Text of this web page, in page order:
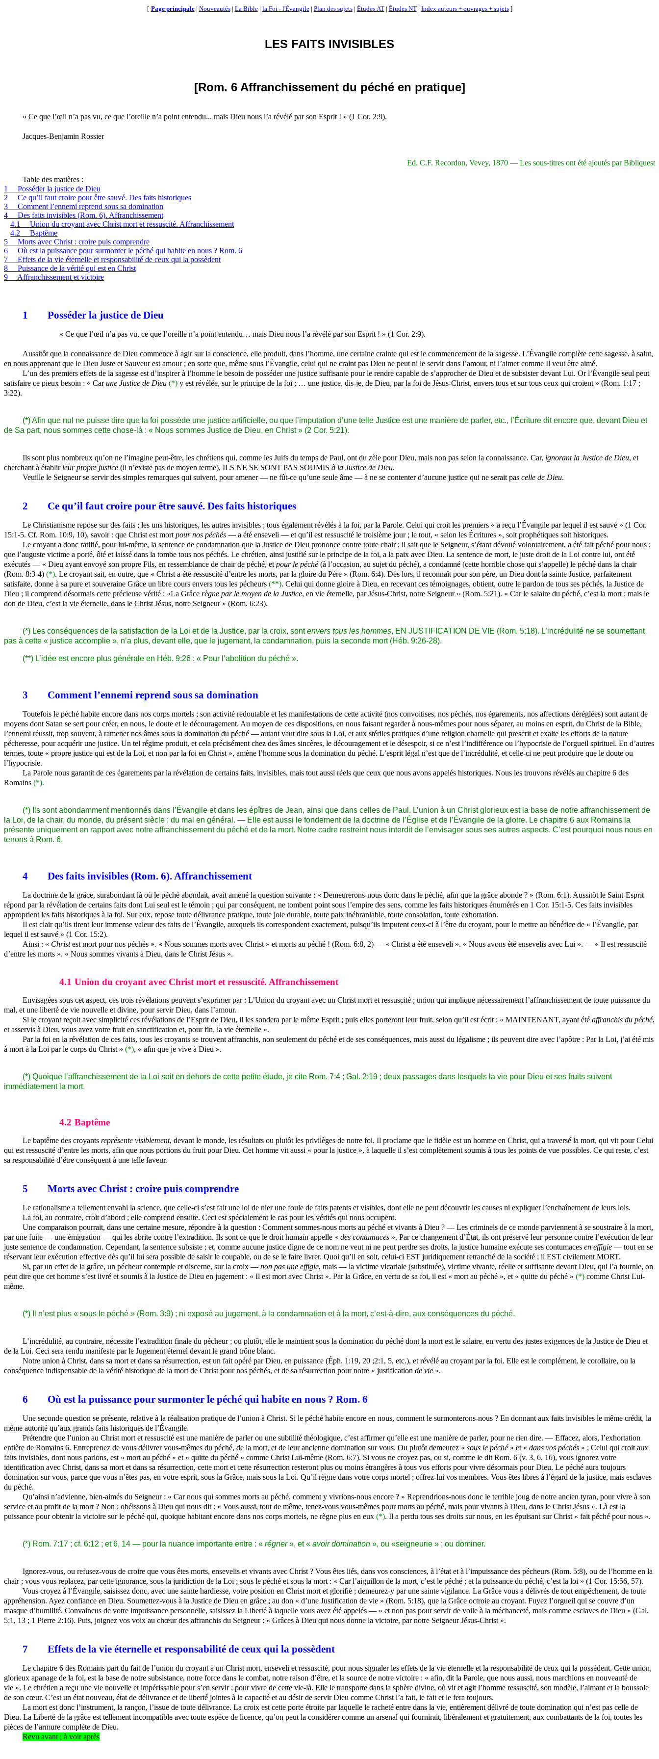
[ Page principale| Nouveautés| La Bible| la Foi - l'Évangile| Plan des sujets| Études AT| Études NT| Index auteurs + ouvrages + sujets]
LES FAITS INVISIBLES
[Rom. 6 Affranchissement du péché en pratique]
« Ce que l’œil n’a pas vu, ce que l’oreille n’a point entendu... mais Dieu nous l’a révélé par son Esprit ! » (1 Cor. 2:9).
Jacques-Benjamin Rossier
Ed. C.F. Recordon, Vevey, 1870 — Les sous-titres ont été ajoutés par Bibliquest
Table des matières :
1
Posséder la justice de Dieu
2
Ce qu’il faut croire pour être sauvé. Des faits historiques
3
Comment l’ennemi reprend sous sa domination
4
Des faits invisibles (Rom. 6). Affranchissement
4.1
Union du croyant avec Christ mort et ressuscité. Affranchissement
4.2
Baptême
5
Morts avec Christ : croire puis comprendre
6
Où est la puissance pour surmonter le péché qui habite en nous ? Rom. 6
7
Effets de la vie éternelle et responsabilité de ceux qui la possèdent
8
Puissance de la vérité qui est en Christ
9
Affranchissement et victoire
1 Posséder la justice de Dieu
« Ce que l’œil n’a pas vu, ce que l’oreille n’a point entendu… mais Dieu nous l’a révélé par son Esprit ! » (1 Cor. 2:9).
Aussitôt que la connaissance de Dieu commence à agir sur la conscience, elle produit, dans l’homme, une certaine crainte qui est le commencement de la sagesse. L’Évangile complète cette sagesse, à salut,
en nous apprenant que le Dieu Juste et Sauveur est amour ; en sorte que, même sous l’Évangile, celui qui ne craint pas Dieu ne peut ni le servir dans l’amour, ni l’aimer comme Il veut être aimé.
L’un des premiers effets de la sagesse est d’inspirer à l’homme le besoin de posséder une justice suffisante pour le rendre capable de s’approcher de Dieu et de subsister devant Lui. Or l’Évangile seul peut
satisfaire ce pieux besoin : « Carune Justice de Dieu (*) y est révélée, sur le principe de la foi ; … une justice, dis-je, de Dieu, par la foi de Jésus-Christ, envers tous et sur tous ceux qui croient » (Rom. 1:17 ;
3:22).
(*) Afin que nul ne puisse dire que la foi possède une justice artificielle, ou que l’imputation d’une telle Justice est une manière de parler, etc., l’Écriture dit encore que, devant Dieu et
de Sa part, nous sommes cette chose-là : « Nous sommes Justice de Dieu, en Christ » (2 Cor. 5:21).
Ils sont plus nombreux qu’on ne l’imagine peut-être, les chrétiens qui, comme les Juifs du temps de Paul, ont du zèle pour Dieu, mais non pas selon la connaissance. Car, ignorant la Justice de Dieu, et
cherchant à établir leur propre justice (il n’existe pas de moyen terme), ILS NE SE SONT PAS SOUMIS à la Justice de Dieu.
Veuille le Seigneur se servir des simples remarques qui suivent, pour amener — ne fût-ce qu’une seule âme — à ne se contenter d’aucune justice qui ne serait pas celle de Dieu.
2 Ce qu’il faut croire pour être sauvé. Des faits historiques
Le Christianisme repose sur des faits ; les uns historiques, les autres invisibles ; tous également révélés à la foi, par la Parole. Celui qui croit les premiers « a reçu l’Évangile par lequel il est sauvé » (1 Cor.
15:1-5. Cf. Rom. 10:9, 10), savoir : que Christ est mort pour nos péchés — a été enseveli — et qu’il est ressuscité le troisième jour ; le tout, « selon les Écritures », soit prophétiques soit historiques.
Le croyant a donc ratifié, pour lui-même, la sentence de condamnation que la Justice de Dieu prononce contre toute chair ; il sait que le Seigneur, s’étant dévoué volontairement, a été fait péché pour nous ;
que l’auguste victime a porté, ôté et laissé dans la tombe tous nos péchés. Le chrétien, ainsi justifié sur le principe de la foi, a la paix avec Dieu. La sentence de mort, le juste droit de la Loi contre lui, ont été
exécutés — « Dieu ayant envoyé son propre Fils, en ressemblance de chair de péché, et pour le péché(à l’occasion, au sujet du péché), a condamné (cette horrible chose qui s’appelle) le péché dans la chair
(Rom. 8:3-4) (*). Le croyant sait, en outre, que « Christ a été ressuscité d’entre les morts, par la gloire du Père » (Rom. 6:4). Dès lors, il reconnaît pour son père, un Dieu dont la sainte Justice, parfaitement
satisfaite, donne à sa pure et souveraine Grâce un libre cours envers tous les pécheurs (**). Celui qui donne gloire à Dieu, en recevant ces témoignages, obtient, outre le pardon de tous ses péchés, la Justice de
Dieu ; il comprend désormais cette précieuse vérité : «La Grâce règne par le moyen de la Justice, en vie éternelle, par Jésus-Christ, notre Seigneur » (Rom. 5:21). « Car le salaire du péché, c’est la mort ; mais le
don de Dieu, c’est la vie éternelle, dans le Christ Jésus, notre Seigneur » (Rom. 6:23).
(*) Les conséquences de la satisfaction de la Loi et de la Justice, par la croix, sontenvers tous les hommes, EN JUSTIFICATION DE VIE (Rom. 5:18). L’incrédulité ne se soumettant
pas à cette « justice accomplie », n’a plus, devant elle, que le jugement, la condamnation, puis la seconde mort (Héb. 9:26-28).
(**) L’idée est encore plus générale en Héb. 9:26 : « Pour l’abolition du péché ».
3 Comment l’ennemi reprend sous sa domination
Toutefois le péché habite encore dans nos corps mortels ; son activité redoutable et les manifestations de cette activité (nos convoitises, nos péchés, nos égarements, nos affections déréglées) sont autant de
moyens dont Satan se sert pour créer, en nous, le doute et le découragement. Au moyen de ces dispositions, en nous faisant regarder à nous-mêmes pour nous séparer, au moins en esprit, du Christ de la Bible,
l’ennemi réussit, trop souvent, à ramener nos âmes sous la domination du péché — autant vaut dire sous la Loi, et aux stériles pratiques d’une religion charnelle qui prescrit et exalte les efforts de la nature
pécheresse, pour acquérir une justice. Un tel régime produit, et cela précisément chez des âmes sincères, le découragement et le désespoir, si ce n’est l’indifférence ou l’hypocrisie de l’orgueil spirituel. En d’autres
termes, toute « propre justice qui est de la Loi, et non par la foi en Christ », amène l’homme sous la domination du péché. L’esprit légal n’est que de l’incrédulité, et celle-ci ne peut produire que le doute ou
l’hypocrisie.
La Parole nous garantit de ces égarements par la révélation de certains faits, invisibles, mais tout aussi réels que ceux que nous avons appelés historiques. Nous les trouvons révélés au chapitre 6 des
Romains (*).
(*) Ils sont abondamment mentionnés dans l’Évangile et dans les épîtres de Jean, ainsi que dans celles de Paul. L’union à un Christ glorieux est la base de notre affranchissement de
la Loi, de la chair, du monde, du présent siècle ; du mal en général. — Elle est aussi le fondement de la doctrine de l’Église et de l’Évangile de la gloire. Le chapitre 6 aux Romains la
présente uniquement en rapport avec notre affranchissement du péché et de la mort. Notre cadre restreint nous interdit de l’envisager sous ses autres aspects. C’est pourquoi nous nous en
tenons à Rom. 6.
4 Des faits invisibles (Rom. 6). Affranchissement
La doctrine de la grâce, surabondant là où le péché abondait, avait amené la question suivante : « Demeurerons-nous donc dans le péché, afin que la grâce abonde ? » (Rom. 6:1). Aussitôt le Saint-Esprit
répond par la révélation de certains faits dont Lui seul est le témoin ; qui par conséquent, ne tombent point sous l’empire des sens, comme les faits historiques énumérés en 1 Cor. 15:1-5. Ces faits invisibles
approprient les faits historiques à la foi. Sur eux, repose toute délivrance pratique, toute joie durable, toute paix inébranlable, toute consolation, toute exhortation.
Il est clair qu’ils tirent leur immense valeur des faits de l’Évangile, auxquels ils correspondent exactement, puisqu’ils imputent ceux-ci à l’être du croyant, pour le mettre au bénéfice de « l’Évangile, par
lequel il est sauvé » (1 Cor. 15:2).
Ainsi : « Christest mort pour nos péchés ». « Nous sommes morts avec Christ » et morts au péché ! (Rom. 6:8, 2) — « Christ a été enseveli ». « Nous avons été ensevelis avec Lui ». — « Il est ressuscité
d’entre les morts ». « Nous sommes vivants à Dieu, dans le Christ Jésus ».
4.1 Union du croyant avec Christ mort et ressuscité. Affranchissement
Envisagées sous cet aspect, ces trois révélations peuvent s’exprimer par : L’Union du croyant avec un Christ mort et ressuscité ; union qui implique nécessairement l’affranchissement de toute puissance du
mal, et une liberté de vie nouvelle et divine, pour servir Dieu, dans l’amour.
Si le croyant reçoit avec simplicité ces révélations de l’Esprit de Dieu, il les sondera par le même Esprit ; puis elles porteront leur fruit, selon qu’il est écrit : « MAINTENANT, ayant été affranchis du péché,
et asservis à Dieu, vous avez votre fruit en sanctification et, pour fin, la vie éternelle ».
Par la foi en la révélation de ces faits, tous les croyants se trouvent affranchis, non seulement du péché et de ses conséquences, mais aussi du légalisme ; ils peuvent dire avec l’apôtre : Par la Loi, j’ai été mis
à mort à la Loi par le corps du Christ » (*), « afin que je vive à Dieu ».
(*) Quoique l’affranchissement de la Loi soit en dehors de cette petite étude, je cite Rom. 7:4 ; Gal. 2:19 ; deux passages dans lesquels la vie pour Dieu et ses fruits suivent
immédiatement la mort.
4.2 Baptême
Le baptême des croyants représente visiblement, devant le monde, les résultats ou plutôt les privilèges de notre foi. Il proclame que le fidèle est un homme en Christ, qui a traversé la mort, qui vit pour Celui
qui est ressuscité d’entre les morts, afin que nous portions du fruit pour Dieu. Cet homme vit aussi « pour la justice », à laquelle il s’est complètement soumis à tous les points de vue possibles. Ce qui reste, c’est
sa responsabilité d’être conséquent à une telle faveur.
5 Morts avec Christ : croire puis comprendre
Le rationalisme a tellement envahi la science, que celle-ci s’est fait une loi de nier une foule de faits patents et visibles, dont elle ne peut découvrir les causes ni expliquer l’enchaînement de leurs lois.
La foi, au contraire, croit d’abord ; elle comprend ensuite. Ceci est spécialement le cas pour les vérités qui nous occupent.
Une comparaison pourrait, dans une certaine mesure, répondre à la question : Comment sommes-nous morts au péché et vivants à Dieu ? — Les criminels de ce monde parviennent à se soustraire à la mort,
par une fuite — une émigration — qui les abrite contre l’extradition. Ils sont ce que le droit humain appelle « des contumaces ». Par ce changement d’État, ils ont préservé leur personne contre l’exécution de leur
juste sentence de condamnation. Cependant, la sentence subsiste ; et, comme aucune justice digne de ce nom ne veut ni ne peut perdre ses droits, la justice humaine exécute ses contumaces en effigie — tout en se
réservant leur exécution effective dès qu’il lui sera possible de saisir le coupable, ou de se le faire livrer. Quoi qu’il en soit, celui-ci EST juridiquement retranché de la société ; il EST civilement MORT.
Si, par un effet de la grâce, un pécheur contemple et discerne, sur la croix — non pas une effigie, mais — la victime vicariale (substituée), victime vivante, réelle et suffisante devant Dieu, qui l’a fournie, on
peut dire que cet homme s’est livré et soumis à la Justice de Dieu en jugement : « Il est mort avec Christ ». Par la Grâce, en vertu de sa foi, il est « mort au péché », et « quitte du péché » (*) comme Christ Lui-
même.
(*) Il n’est plus « sous le péché » (Rom. 3:9) ; ni exposé au jugement, à la condamnation et à la mort, c’est-à-dire, aux conséquences du péché.
L’incrédulité, au contraire, nécessite l’extradition finale du pécheur ; ou plutôt, elle le maintient sous la domination du péché dont la mort est le salaire, en vertu des justes exigences de la Justice de Dieu et
de la Loi. Ceci sera rendu manifeste par le Jugement éternel devant le grand trône blanc.
Notre union à Christ, dans sa mort et dans sa résurrection, est un fait opéré par Dieu, en puissance (Éph. 1:19, 20 ;2:1, 5, etc.), et révélé au croyant par la foi. Elle est le complément, le corollaire, ou la
conséquence indispensable de la vérité historique de la mort de Christ pour nos péchés, et de sa résurrection pour notre « justification de vie ».
6 Où est la puissance pour surmonter le péché qui habite en nous ? Rom. 6
Une seconde question se présente, relative à la réalisation pratique de l’union à Christ. Si le péché habite encore en nous, comment le surmonterons-nous ? En donnant aux faits invisibles le même crédit, la
même autorité qu’aux grands faits historiques de l’Évangile.
Prétendre que l’union au Christ mort et ressuscité est une manière de parler ou une subtilité théologique, c’est affirmer qu’elle est une manière de parler, pour ne rien dire. — Effacez, alors, l’exhortation
entière de Romains 6. Entreprenez de vous délivrer vous-mêmes du péché, de la mort, et de leur ancienne domination sur vous. Ou plutôt demeurez « sous le péché» et « dans vos péchés » ; Celui qui croit aux
faits invisibles, dont nous parlons, est « mort au péché » et « quitte du péché » comme Christ Lui-même (Rom. 6:7). Si vous ne croyez pas, ou si, comme le dit Rom. 6 (v. 3, 6, 16), vous ignorez votre
identification avec Christ, dans sa mort et dans sa résurrection, cette mort et cette résurrection resteront plus ou moins étrangères à tous vos efforts pour vivre désormais pour Dieu. Le péché aura toujours
domination sur vous, parce que vous n’êtes pas, en votre esprit, sous la Grâce, mais sous la Loi. Qu’il règne dans votre corps mortel ; offrez-lui vos membres. Vous êtes libres à l’égard de la justice, mais esclaves
du péché.
Qu’ainsi n’advienne, bien-aimés du Seigneur : « Car nous qui sommes morts au péché, comment y vivrions-nous encore ? » Reprendrions-nous donc le terrible joug de notre ancien tyran, pour vivre à son
service et au profit de la mort ? Non ; obéissons à Dieu qui nous dit : « Vous aussi, tout de même, tenez-vous vous-mêmes pour morts au péché, mais pour vivants à Dieu, dans le Christ Jésus ». Là est la
puissance pour obtenir la victoire sur le péché qui, quoique habitant encore dans nos corps mortels, ne règne plus en eux (*). Il a perdu tous ses droits sur nous, en les épuisant sur Christ « fait péché pour nous ».
(*) Rom. 7:17 ; cf. 6:12 ; et 6, 14 — pour la nuance importante entre : « régner», et « avoir domination», ou «seigneurie » ; ou dominer.
Ignorez-vous, ou refusez-vous de croire que vous êtes morts, ensevelis et vivants avec Christ ? Vous êtes liés, dans vos consciences, à l’état et à l’impuissance des pécheurs (Rom. 5:8), ou de l’homme en la
chair ; vous vous replacez, par cette ignorance, sous la juridiction de la Loi ; sous le péché et sous la mort : « Car l’aiguillon de la mort, c’est le péché ; et la puissance du péché, c’est la loi » (1 Cor. 15:56, 57).
Vous croyez à l’Évangile, saisissez donc, avec une sainte hardiesse, votre position en Christ mort et glorifié ; demeurez-y par une sainte vigilance. La Grâce vous a délivrés de tout empêchement, de toute
appréhension. Ayez confiance en Dieu. Soumettez-vous à la Justice de Dieu en grâce ; au don « d’une Justification de vie » (Rom. 5:18), que la Grâce octroie au croyant. Fuyez l’orgueil qui se couvre d’un
masque d’humilité. Convaincus de votre impuissance personnelle, saisissez la Liberté à laquelle vous avez été appelés — « et non pas pour servir de voile à la méchanceté, mais comme esclaves de Dieu » (Gal.
5:1, 13 ; 1 Pierre 2:16). Puis, joignez vos voix au chœur des affranchis du Seigneur : « Grâces à Dieu qui nous donne la victoire, par notre Seigneur Jésus-Christ ».
7 Effets de la vie éternelle et responsabilité de ceux qui la possèdent
Le chapitre 6 des Romains part du fait de l’union du croyant à un Christ mort, enseveli et ressuscité, pour nous signaler les effets de la vie éternelle et la responsabilité de ceux qui la possèdent. Cette union,
glorieux apanage de la foi, est la base de notre subsistance, notre force dans le combat, notre raison d’être, et la source de notre victoire : « afin, dit la Parole, que nous aussi, nous marchions en nouveauté de
vie ». Le chrétien a reçu une vie nouvelle et impérissable pour s’en servir ; pour vivre de cette vie-là. Elle le transporte dans la sphère divine, où vit et agit l’homme ressuscité, son modèle, l’aimant et la boussole
de son cœur. C’est un état nouveau, état de délivrance et de liberté jointes à la capacité et au désir de servir Dieu comme Christ l’a fait, le fait et le fera toujours.
La mort est donc l’instrument, la rançon, l’issue de toute délivrance. La croix est cette porte étroite par laquelle le racheté entre dans la vie, entièrement délivré de toute domination qui n’est pas celle de
Dieu. La Liberté de la grâce est tellement incompatible avec toute espèce de licence, qu’on peut la considérer comme un arsenal qui fournirait, libéralement et gratuitement, aux combattants de la foi, toutes les
pièces de l’armure complète de Dieu.
Revu avant ; à voir après